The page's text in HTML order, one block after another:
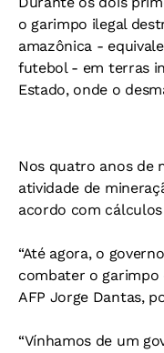
o garimpo ilegal
amazônica -
futebol - em terras
Estado, onde o
Nos quatro anos de
atividade de
acordo com
“Até agora, o
combater o garimpo
AFP Jorge Dantas,
“Vínhamos de um